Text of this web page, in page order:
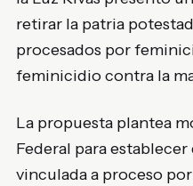
retirar la patria
procesados por
feminicidio contra la
La propuesta plantea
Federal para establecer
vinculada a proceso